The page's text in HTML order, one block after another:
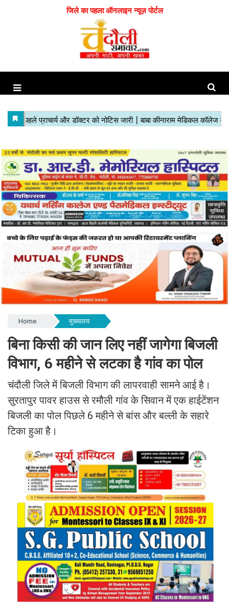
जिले का पहला ऑनलाइन न्यूज़ पोर्टल
Home मुख्यालय
बिना किसी की जान लिए नहीं जागेगा बिजली
विभाग, 6 महीने से लटका है गांव का पोल
चंदौली जिले में बिजली विभाग की लापरवाही सामने आई है।
सुरतापुर पावर हाउस से रमौली गांव के सिवान में एक हाईटेंशन
बिजली का पोल पिछले 6 महीने से बांस और बल्ली के सहारे
टिका हुआ है।